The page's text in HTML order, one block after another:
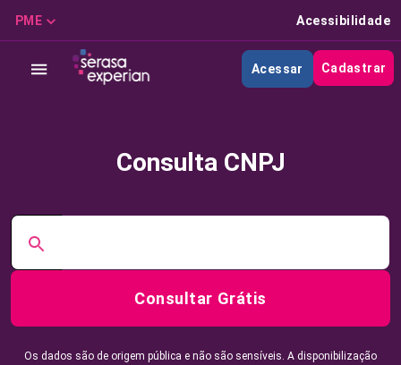
PME Acessibilidade
Acessar Cadastrar
Consulta CNPJ
Consultar Grátis
Os dados são de origem pública e não são sensíveis. A disponibilização